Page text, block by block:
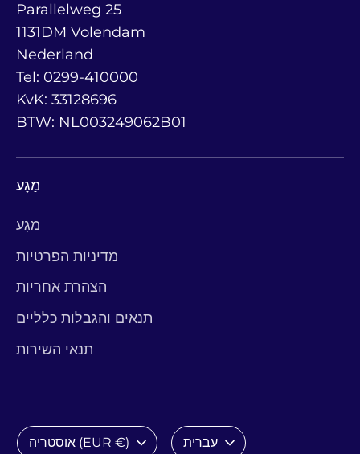
Parallelweg 25
1131DM Volendam
Nederland
Tel: 0299-410000
KvK: 33128696
BTW: NL003249062B01
מַגָע
מַגָע
מדיניות הפרטיות
הצהרת אחריות
תנאים והגבלות כלליים
תנאי השירות
מַטְבֵּעַ אוסטריה (EUR €) שָׂפָהעברית